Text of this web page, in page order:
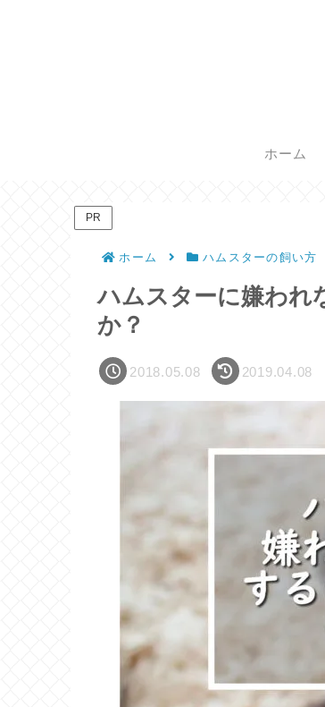
ホーム
PR
ホーム ハムスターの飼い方
ハムスターに嫌われ
か？
2018.05.08 2019.04.08